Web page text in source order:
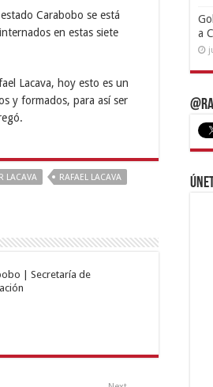
Carabobo se está
en estas siete
Lacava, hoy esto es un
y formados, para así ser
LACAVA
RAFAEL LACAVA
| Secretaría de
a